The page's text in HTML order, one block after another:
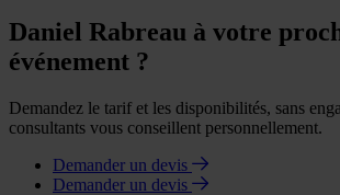
Daniel Rabreau à votre
événement ?
Demandez le tarif et les disponibilités, sans
consultants vous conseillent personnellement.
Demander un devis
Demander un devis